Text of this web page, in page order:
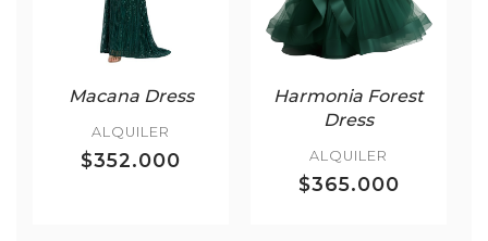
Macana Dress
ALQUILER
$352.000
Harmonia Forest
Dress
ALQUILER
$365.000